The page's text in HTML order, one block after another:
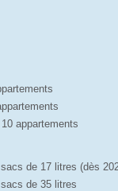
appartements
de 17 litres (dès
de 35 litres